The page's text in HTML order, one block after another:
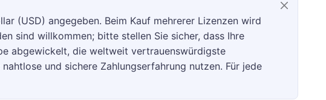
(USD) angegeben. Beim Kauf mehrerer Lizenzen wird
sind willkommen; bitte stellen Sie sicher, dass Ihre
abgewickelt, die weltweit vertrauenswürdigste
und sichere Zahlungserfahrung nutzen. Für jede